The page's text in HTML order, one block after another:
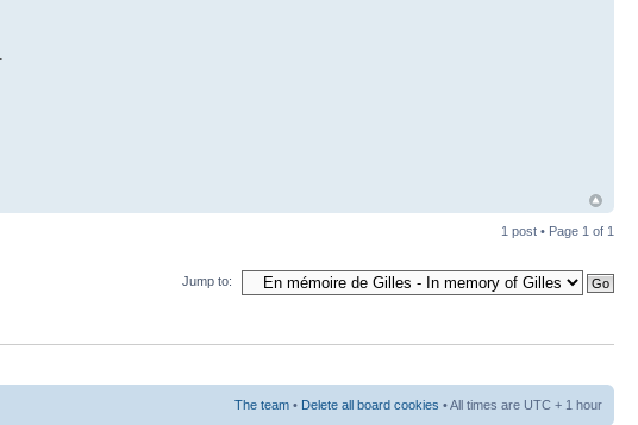
1 post • Page 1 of 1
Jump to:
The team • Delete all board cookies • All times are UTC + 1 hour